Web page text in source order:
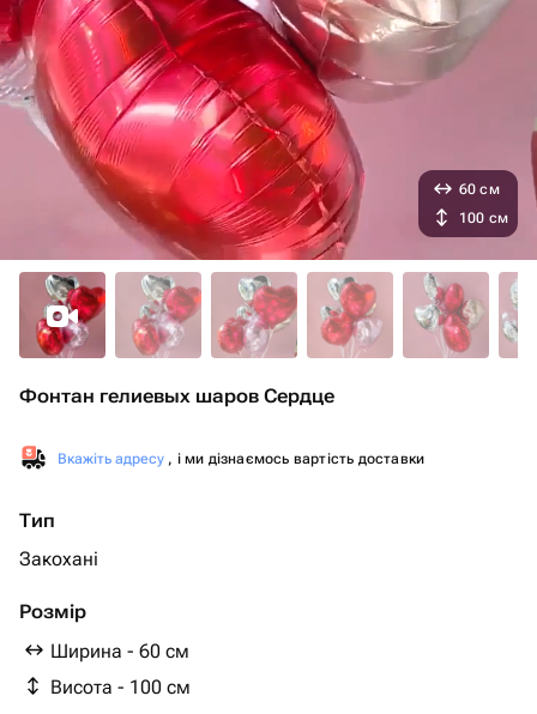
Фонтан гелиевых шаров Сердце
Вкажіть адресу , і ми дізнаємось вартість доставки
Тип
Закохані
Розмір
Ширина - 60 см
Висота - 100 см
60 см
100 см